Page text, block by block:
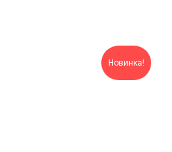
Новинка!